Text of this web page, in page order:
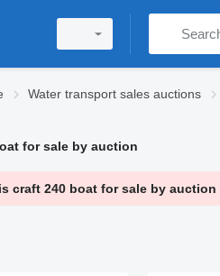
Water transport sales auctions
for sale by auction
craft 240 boat for sale by auction